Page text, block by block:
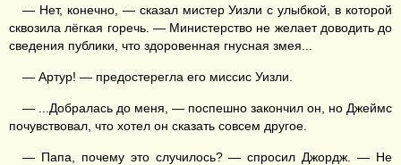
— Нет, конечно, — сказал мистер Уизли с улыбкой, в которой
сквозила лёгкая горечь. — Министерство не желает доводить до
сведения публики, что здоровенная гнусная змея...
— Артур! — предостерегла его миссис Уизли.
— ...Добралась до меня, — поспешно закончил он, но Джеймс
почувствовал, что хотел он сказать совсем другое.
— Папа, почему это случилось? — спросил Джордж. — Не